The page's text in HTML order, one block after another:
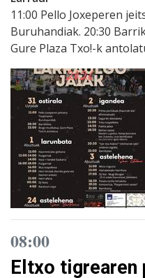
11:00 Pello Joxeperen
Buruhandiak. 20:30
Gure Plaza Txo!-k
08:00
Eltxo tigrearen